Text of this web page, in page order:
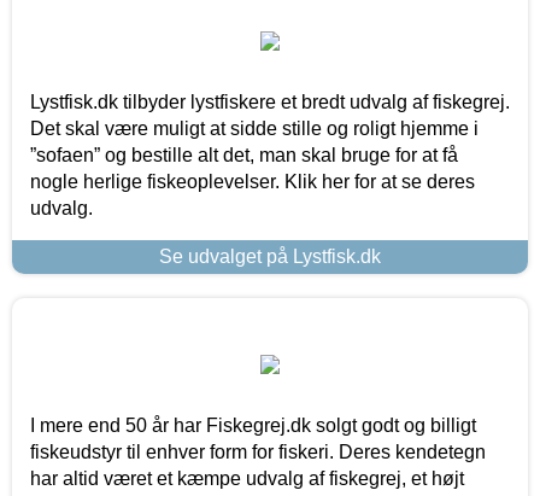
Lystfisk.dk tilbyder lystfiskere et bredt udvalg af fiskegrej.
Det skal være muligt at sidde stille og roligt hjemme i
”sofaen” og bestille alt det, man skal bruge for at få
nogle herlige fiskeoplevelser. Klik her for at se deres
udvalg.
Se udvalget på Lystfisk.dk
I mere end 50 år har Fiskegrej.dk solgt godt og billigt
fiskeudstyr til enhver form for fiskeri. Deres kendetegn
har altid været et kæmpe udvalg af fiskegrej, et højt